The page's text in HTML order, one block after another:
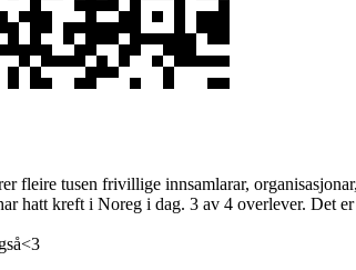
fleire tusen frivillige innsamlarar,
hatt kreft i Noreg i dag. 3 av 4 overlever. Det